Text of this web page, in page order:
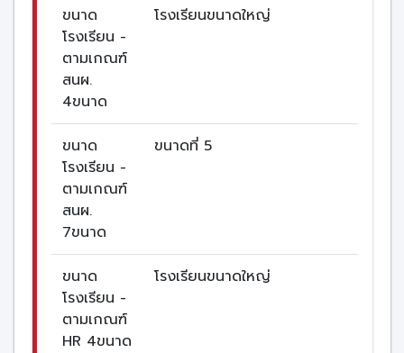
ขนาด
โรงเรียน -
ตามเกณฑ์
สนผ.
4ขนาด
โรงเรียนขนาดใหญ่
ขนาด
โรงเรียน -
ตามเกณฑ์
สนผ.
7ขนาด
ขนาดที่ 5
ขนาด
โรงเรียน -
ตามเกณฑ์
HR 4ขนาด
โรงเรียนขนาดใหญ่